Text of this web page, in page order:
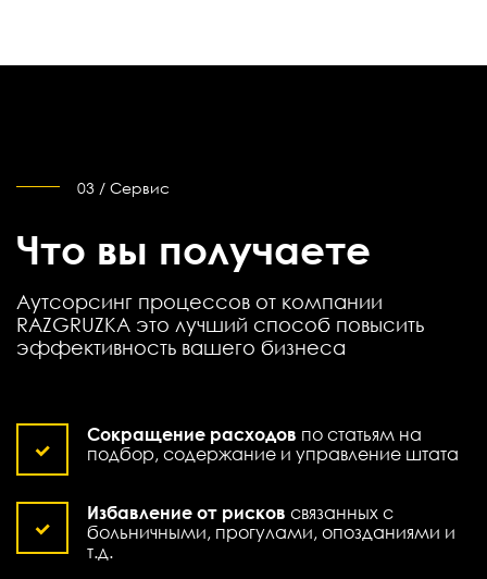
03 / Сервис
Что вы получаете
Аутсорсинг процессов от компании
RAZGRUZKA это лучший способ повысить
эффективность вашего бизнеса
Сокращение расходов по статьям на
подбор, содержание и управление штата
Избавление от рисков связанных с
больничными, прогулами, опозданиями и
т.д.